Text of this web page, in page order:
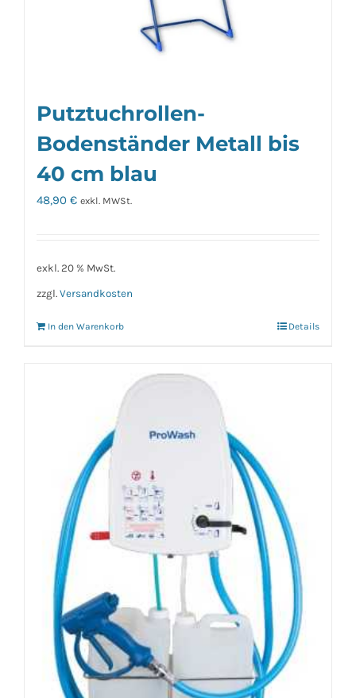
Putztuchrollen-
Bodenständer Metall bis
40 cm blau
48,90 € exkl. MWSt.
exkl. 20 % MwSt.
zzgl. Versandkosten
In den Warenkorb Details